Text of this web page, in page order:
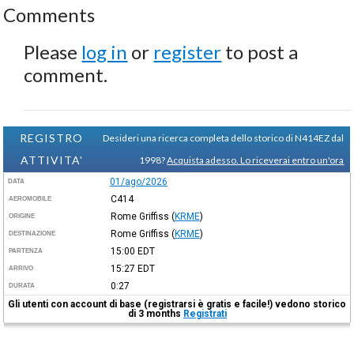
Comments
Please log in or register to post a
comment.
REGISTRO
ATTIVITA'
Desideri una ricerca completa dello storico di N414EZ dal
1998?Acquista adesso. Lo riceverai entro un'ora
DATA 01/ago/2026
AEROMOBILE C414
ORIGINE Rome Griffiss (KRME)
DESTINAZIONE Rome Griffiss (KRME)
PARTENZA 15:00 EDT
ARRIVO 15:27 EDT
DURATA
0:27
Gli utenti con account di base (registrarsi è gratis e facile!) vedono storico
di 3 months Registrati